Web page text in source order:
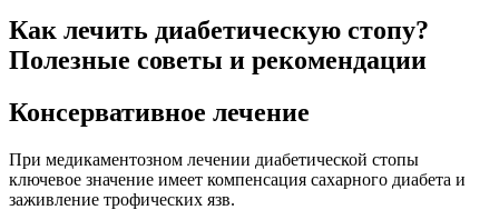
Как лечить диабетическую стопу?
Полезные советы и рекомендации
Консервативное лечение
При медикаментозном лечении диабетической стопы
ключевое значение имеет компенсация сахарного диабета и
заживление трофических язв.